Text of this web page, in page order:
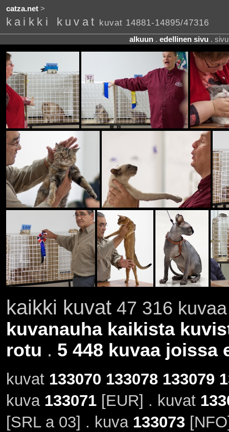
catza.net>
kaikki kuvat kuvat 14881-14895/47316
alkuun . edellinen sivu .
kaikki kuvat47 316
kuvanauha kaikista
rotu . 5 448 kuvaa joissa
kuvat 133070 133078 133079
kuva 133071[EUR] . kuvat
[SRL a 03] . kuva 133073